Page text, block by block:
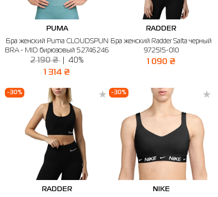
PUMA
Бра женский Puma CLOUDSPUN
BRA - MID бирюзовый 52746246
2 190 ₴ 40%
1 314 ₴
RADDER
Бра женский Radder Salta черный
972515-010
1 090 ₴
-30%
RADDER
-30%
NIKE